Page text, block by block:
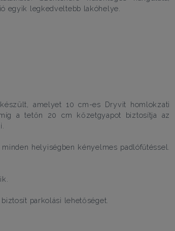
egyik legkedveltebb lakóhelye.
amelyet 10 cm-es Dryvit homlokzati
a tetőn 20 cm kőzetgyapot biztosítja az
helyiségben kényelmes padlófűtéssel.
parkolási lehetőséget.